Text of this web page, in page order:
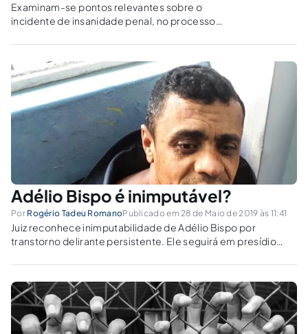
Examinam-se pontos relevantes sobre o
incidente de insanidade penal, no processo
imputabilidade.
Adélio Bispo é inimputável?
Por Rogério Tadeu RomanoPublicado em 28 de Maio de 2019 às 11:41
Juiz reconhece inimputabilidade de Adélio Bispo por
transtorno delirante persistente. Ele seguirá em presídio
pena em casos de doença mental?